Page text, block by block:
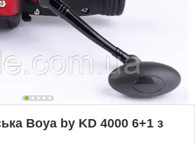
Boya by KD 4000 6+1 з